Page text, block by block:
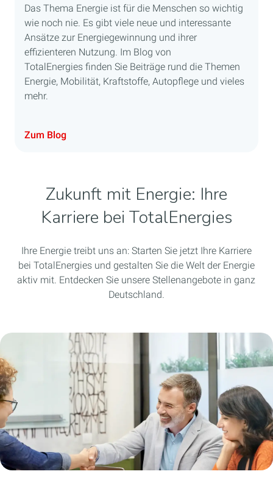
Das Thema Energie ist für die Menschen so wichtig
wie noch nie. Es gibt viele neue und interessante
Ansätze zur Energiegewinnung und ihrer
effizienteren Nutzung. Im Blog von
TotalEnergies finden Sie Beiträge rund die Themen
Energie, Mobilität, Kraftstoffe, Autopflege und vieles
mehr.
Zum Blog
Zukunft mit Energie: Ihre
Karriere bei TotalEnergies
Ihre Energie treibt uns an: Starten Sie jetzt Ihre Karriere
bei TotalEnergies und gestalten Sie die Welt der Energie
aktiv mit. Entdecken Sie unsere Stellenangebote in ganz
Deutschland.